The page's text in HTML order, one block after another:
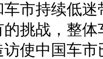
市持续低
挑战，整
使中国车